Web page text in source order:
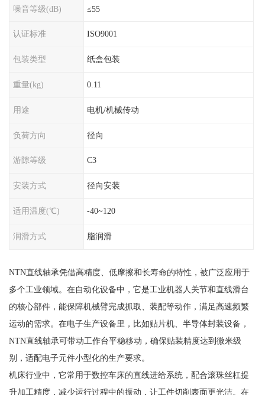
噪音等级(dB) ≤55
认证标准 ISO9001
包装类型 纸盒包装
重量(kg) 0.11
用途 电机/机械传动
负荷方向 径向
游隙等级 C3
安装方式 径向安装
适用温度(℃) -40~120
润滑方式 脂润滑
NTN直线轴承凭借高精度、低摩擦和长寿命的特性，被广泛应用于
多个工业领域。在自动化设备中，它是工业机器人关节和直线滑台
的核心部件，能保障机械臂完成抓取、装配等动作，满足高速频繁
运动的需求。在电子生产设备里，比如贴片机、半导体封装设备，
NTN直线轴承可带动工作台平稳移动，确保贴装精度达到微米级
别，适配电子元件小型化的生产要求。
机床行业中，它常用于数控车床的直线进给系统，配合滚珠丝杠提
升加工精度，减少运行过程中的振动，让工件切削表面更光洁。在